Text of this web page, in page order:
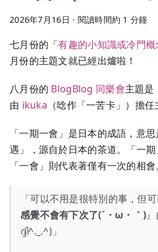
2026年7月16日 · 閱讀時間約 1 分鐘
七月份的「有趣的小知識或冷門概
月份的主題文就已經出爐啦！
八月份的 BlogBlog 同樂會主題是
由 ikuka （唸作「一苦卡」）擔任
「一期一會」是日本的成語，意
遇」，源自於日本的茶道。「一期
「一會」則代表著僅有一次的相會
「可以不用是很特別的事，但
感覺不會有下次了(´・ω・｀)
ദ്ദി^._.^)」